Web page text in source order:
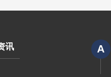
讯 A